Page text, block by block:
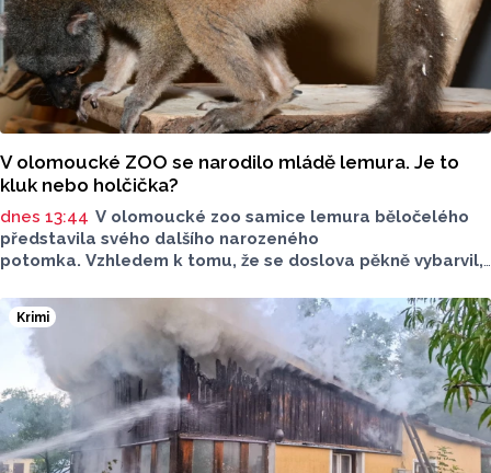
V olomoucké ZOO se narodilo mládě lemura. Je to
kluk nebo holčička?
dnes 13:44 V olomoucké zoo samice lemura běločelého
představila svého dalšího narozeného
potomka. Vzhledem k tomu, že se doslova pěkně vybarvil,
hnědé, případně hnědošedé, zato samci se pyšní bílým
zbarvením hlavy.
Krimi